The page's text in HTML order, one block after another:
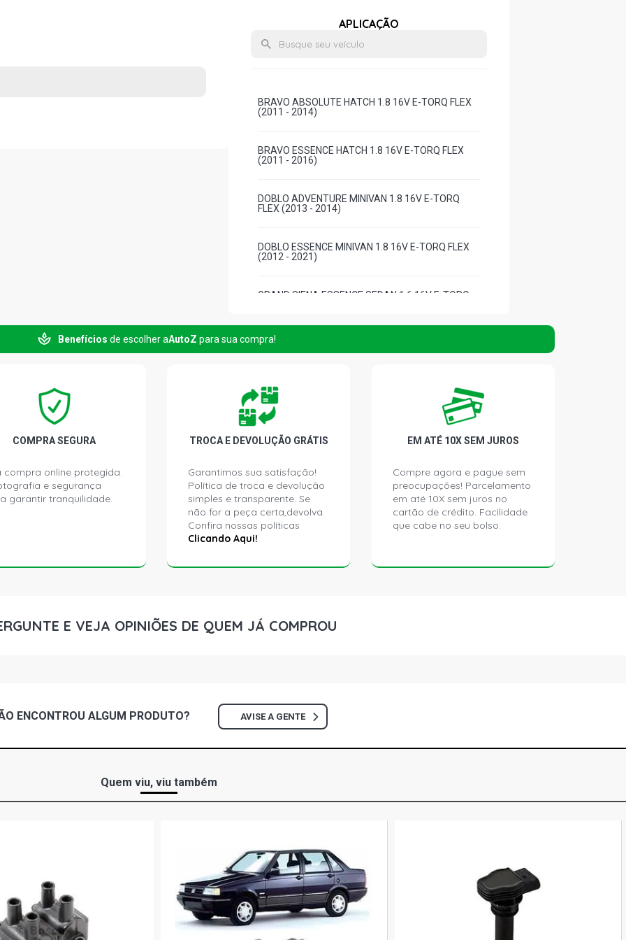
APLICAÇÃO
BRAVO ABSOLUTE HATCH 1.8 16V E-TORQ FLEX
(2011 - 2014)
BRAVO ESSENCE HATCH 1.8 16V E-TORQ FLEX
(2011 - 2016)
DOBLO ADVENTURE MINIVAN 1.8 16V E-TORQ
FLEX (2013 - 2014)
DOBLO ESSENCE MINIVAN 1.8 16V E-TORQ FLEX
(2012 - 2021)
GRAND SIENA ESSENCE SEDAN 1.6 16V E-TORQ
IDEA ESSENCE MINIVAN 1.6 16V E-TORQ FLEX
(2011 - 2016)
IDEA ADVENTURE MINIVAN 1.8 16V E-TORQ FLEX
(2011 - 2016)
IDEA SPORTING MINIVAN 1.8 16V E-TORQ FLEX
(2011 - 2013)
LINEA ESSENCE SEDAN 1.8 16V E-TORQ FLEX
(2012 - 2016)
PALIO WEEKEND TREKKING SW 1.6 16V E-TORQ
PUNTO ESSENCE HATCH 1.6 16V E-TORQ FLEX
SIENA SPORTING SEDAN 1.6 16V E-TORQ FLEX
(2011 - 2011)
SIENA SPORTING DUALOGIC SEDAN 1.6 16V E-
Benefícios de escolher aAutoZ para sua compra!
COMPRA SEGURA
compra online protegida.
e segurança
garantir tranquilidade.
TROCA E DEVOLUÇÃO GRÁTIS
Garantimos sua satisfação!
Política de troca e devolução
simples e transparente. Se
não for a peça certa,devolva.
Confira nossas políticas
Clicando Aqui!
EM ATÉ 10X SEM JUROS
Compre agora e pague sem
preocupações! Parcelamento
em até 10X sem juros no
cartão de crédito. Facilidade
que cabe no seu bolso.
E VEJA OPINIÕES DE QUEM JÁ COMPROU
ENCONTROU ALGUM PRODUTO? AVISE A GENTE
Quem viu, viu também